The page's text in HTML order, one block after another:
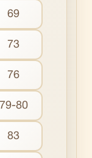
69
73
76
79-80
83